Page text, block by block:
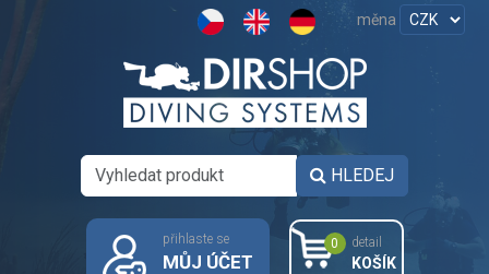
měna
HLEDEJ
přihlaste se
MŮJ ÚČET
0 detail
KOŠÍK